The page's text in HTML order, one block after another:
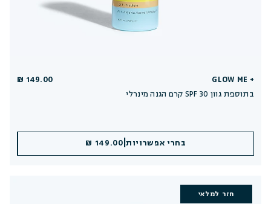
GLOW ME +
קרם הגנה מינרלי SPF 30 בתוספת גוון
149.00 ₪
בחרי אפשרויות|
149.00 ₪ הוספה לסל|
149.00 ₪
חזר למלאי